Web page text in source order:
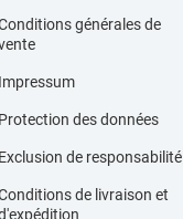
générales de
Impressum
Protection des données
Exclusion de responsabilité
de livraison et